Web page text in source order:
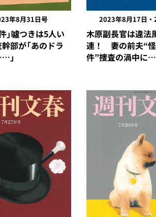
年8月31日号
」噓つきは5人い
部が「あのドラ
」
2023年8月17日・
木原副長官は違法
連！ 妻の前夫“
件”捜査の渦中に…